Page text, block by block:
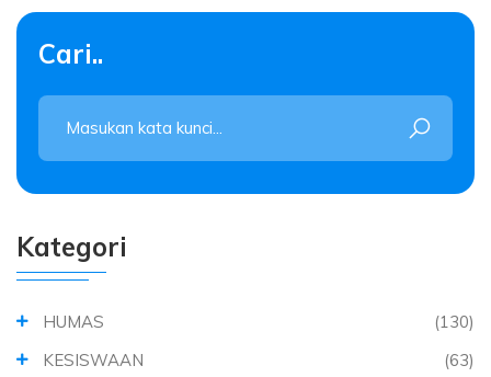
Cari..
Kategori
HUMAS
(130)
KESISWAAN
(63)